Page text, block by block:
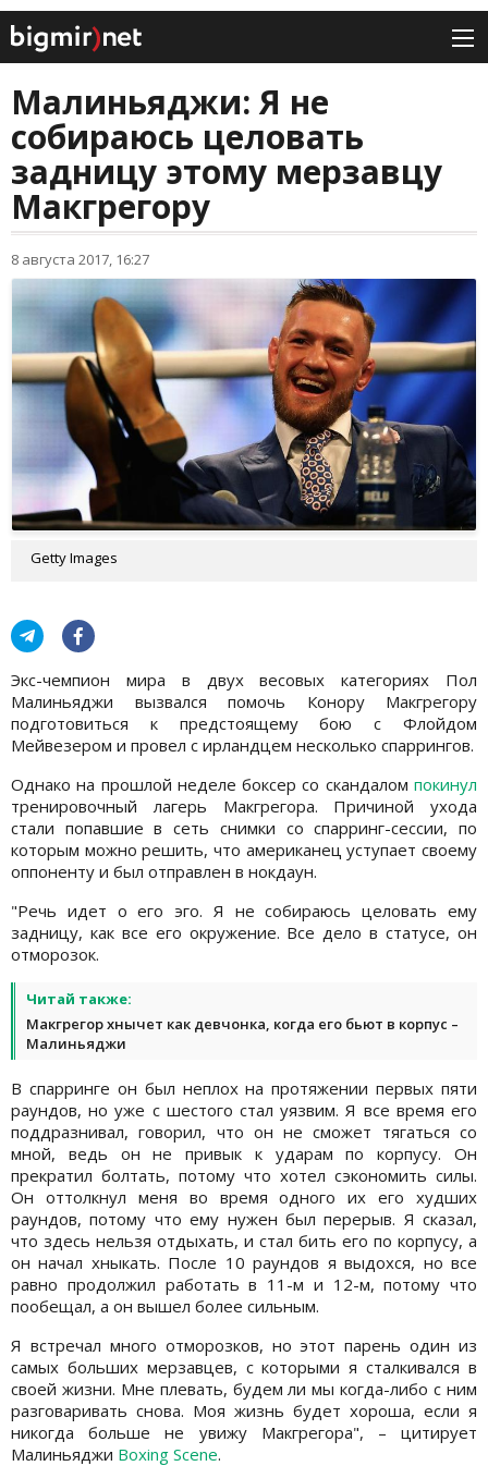
Малиньяджи: Я не
собираюсь целовать
задницу этому мерзавцу
Макгрегору
8 августа 2017, 16:27
Getty Images
Экс-чемпион мира в двух весовых категориях Пол
Малиньяджи вызвался помочь Конору Макгрегору
подготовиться к предстоящему бою с Флойдом
Мейвезером и провел с ирландцем несколько спаррингов.
Однако на прошлой неделе боксер со скандалом покинул
тренировочный лагерь Макгрегора. Причиной ухода
стали попавшие в сеть снимки со спарринг-сессии, по
которым можно решить, что американец уступает своему
оппоненту и был отправлен в нокдаун.
"Речь идет о его эго. Я не собираюсь целовать ему
задницу, как все его окружение. Все дело в статусе, он
отморозок.
Читай также:
Макгрегор хнычет как девчонка, когда его бьют в корпус –
Малиньяджи
В спарринге он был неплох на протяжении первых пяти
раундов, но уже с шестого стал уязвим. Я все время его
поддразнивал, говорил, что он не сможет тягаться со
мной, ведь он не привык к ударам по корпусу. Он
прекратил болтать, потому что хотел сэкономить силы.
Он оттолкнул меня во время одного их его худших
раундов, потому что ему нужен был перерыв. Я сказал,
что здесь нельзя отдыхать, и стал бить его по корпусу, а
он начал хныкать. После 10 раундов я выдохся, но все
равно продолжил работать в 11-м и 12-м, потому что
пообещал, а он вышел более сильным.
Я встречал много отморозков, но этот парень один из
самых больших мерзавцев, с которыми я сталкивался в
своей жизни. Мне плевать, будем ли мы когда-либо с ним
разговаривать снова. Моя жизнь будет хороша, если я
никогда больше не увижу Макгрегора", – цитирует
Малиньяджи Boxing Scene.